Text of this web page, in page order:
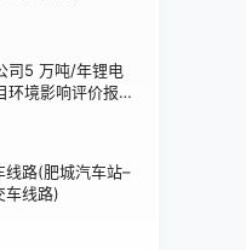
司5 万吨/年锂电
环境影响评价报批
路(肥城汽车站–
车线路)